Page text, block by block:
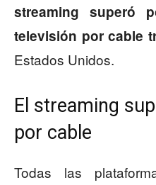
streaming superó
televisión por cable
Estados Unidos.
El streaming
por cable
Todas las